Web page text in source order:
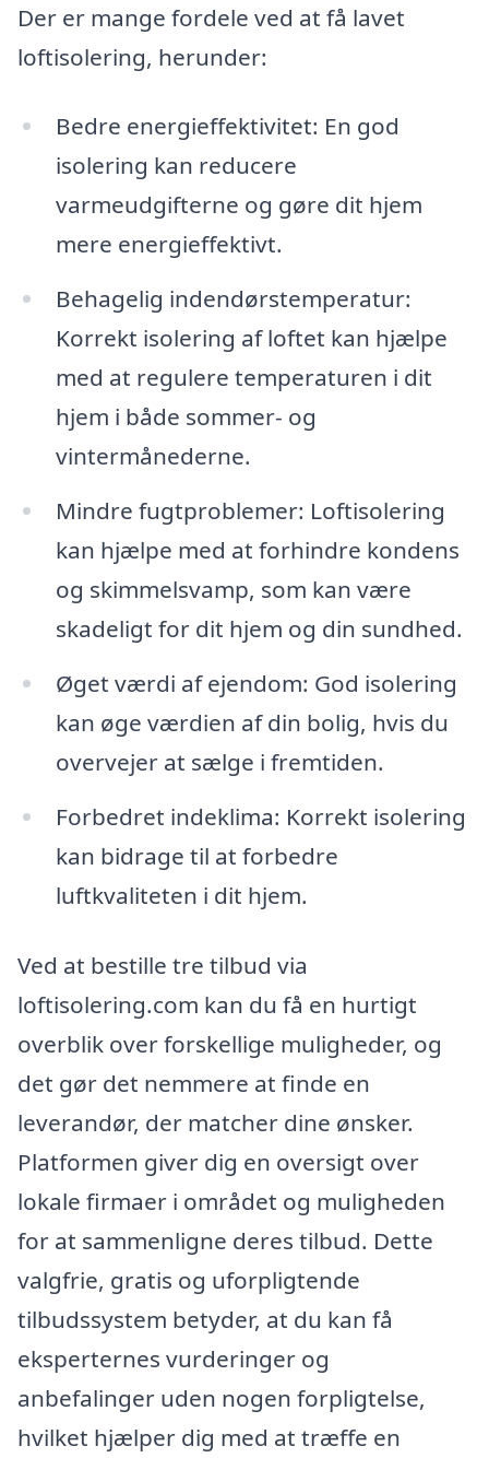
Der er mange fordele ved at få lavet
loftisolering, herunder:
Bedre energieffektivitet: En god
isolering kan reducere
varmeudgifterne og gøre dit hjem
mere energieffektivt.
Behagelig indendørstemperatur:
Korrekt isolering af loftet kan hjælpe
med at regulere temperaturen i dit
hjem i både sommer- og
vintermånederne.
Mindre fugtproblemer: Loftisolering
kan hjælpe med at forhindre kondens
og skimmelsvamp, som kan være
skadeligt for dit hjem og din sundhed.
Øget værdi af ejendom: God isolering
kan øge værdien af din bolig, hvis du
overvejer at sælge i fremtiden.
Forbedret indeklima: Korrekt isolering
kan bidrage til at forbedre
luftkvaliteten i dit hjem.
Ved at bestille tre tilbud via
loftisolering.com kan du få en hurtigt
overblik over forskellige muligheder, og
det gør det nemmere at finde en
leverandør, der matcher dine ønsker.
Platformen giver dig en oversigt over
lokale firmaer i området og muligheden
for at sammenligne deres tilbud. Dette
valgfrie, gratis og uforpligtende
tilbudssystem betyder, at du kan få
eksperternes vurderinger og
anbefalinger uden nogen forpligtelse,
hvilket hjælper dig med at træffe en